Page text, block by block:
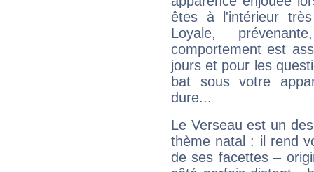
êtes à l'intérieur
Loyale,
comportement est
jours et pour les
bat sous votre
dure...
Le Verseau est un
thème natal : il rend
de ses facettes –